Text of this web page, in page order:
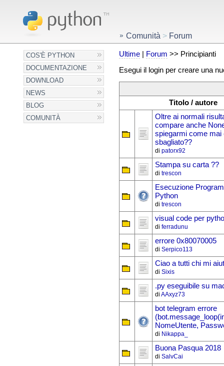
COS'È PYTHON
DOCUMENTAZIONE
DOWNLOAD
NEWS
BLOG
COMUNITÀ
Comunità > Forum
Ultime| Forum >> Principianti
Esegui il login per creare una
Titolo / autore
Oltre ai normali
compare anche
spiegarmi come mai
sbagliato??
di patorx92
Stampa su carta ??
di trescon
Esecuzione
Python
di trescon
visual code per
di ferradunu
errore 0x80070005
di Serpico113
Ciao a tutti chi mi
di Sixis
.py eseguibile su
di AAxyz73
bot telegram errore
NomeUtente,
di Nikappa_
Buona Pasqua 2018
di SalvCai